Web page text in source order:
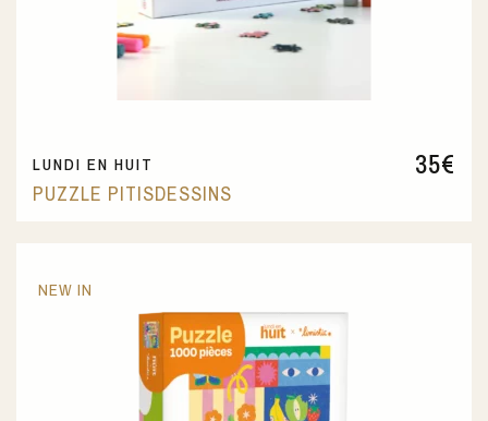
35€
LUNDI EN HUIT
PUZZLE PITISDESSINS
NEW IN